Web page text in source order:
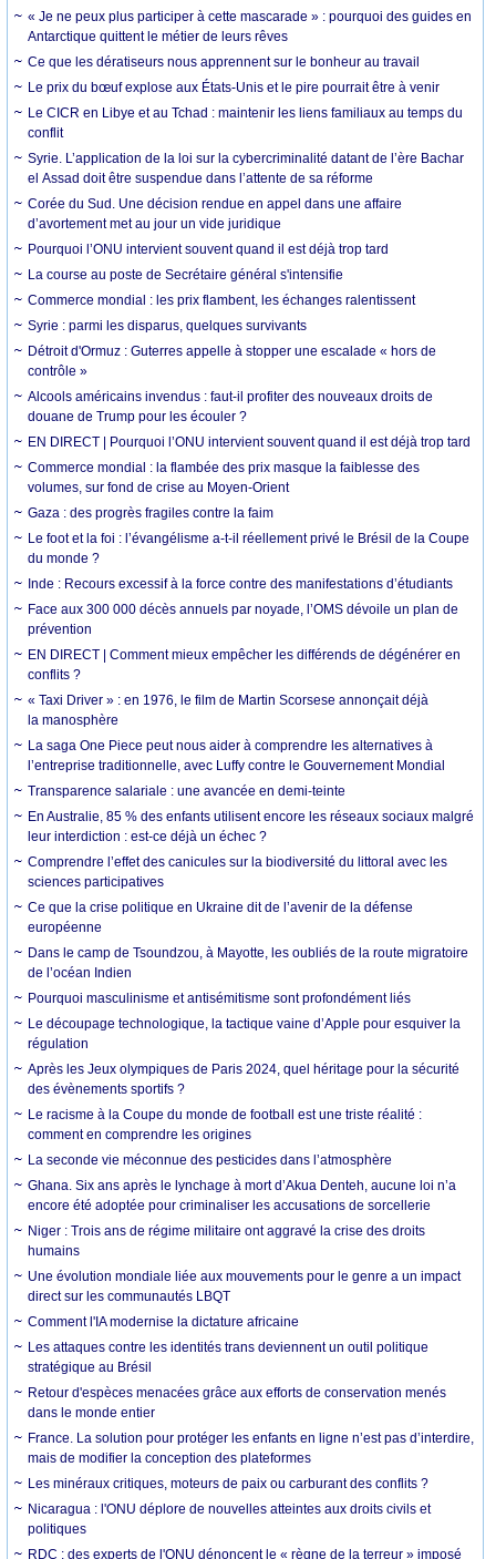
« Je ne peux plus participer à cette mascarade » : pourquoi des guides en
Antarctique quittent le métier de leurs rêves
Ce que les dératiseurs nous apprennent sur le bonheur au travail
Le prix du bœuf explose aux États-Unis et le pire pourrait être à venir
Le CICR en Libye et au Tchad : maintenir les liens familiaux au temps du
conflit
Syrie. L’application de la loi sur la cybercriminalité datant de l’ère Bachar
el Assad doit être suspendue dans l’attente de sa réforme
Corée du Sud. Une décision rendue en appel dans une affaire
d’avortement met au jour un vide juridique
Pourquoi l’ONU intervient souvent quand il est déjà trop tard
La course au poste de Secrétaire général s'intensifie
Commerce mondial : les prix flambent, les échanges ralentissent
Syrie : parmi les disparus, quelques survivants
Détroit d'Ormuz : Guterres appelle à stopper une escalade « hors de
contrôle »
Alcools américains invendus : faut-il profiter des nouveaux droits de
douane de Trump pour les écouler ?
EN DIRECT | Pourquoi l’ONU intervient souvent quand il est déjà trop tard
Commerce mondial : la flambée des prix masque la faiblesse des
volumes, sur fond de crise au Moyen-Orient
Gaza : des progrès fragiles contre la faim
Le foot et la foi : l’évangélisme a-t-il réellement privé le Brésil de la Coupe
du monde ?
Inde : Recours excessif à la force contre des manifestations d’étudiants
Face aux 300 000 décès annuels par noyade, l’OMS dévoile un plan de
prévention
EN DIRECT | Comment mieux empêcher les différends de dégénérer en
conflits ?
« Taxi Driver » : en 1976, le film de Martin Scorsese annonçait déjà
la manosphère
La saga One Piece peut nous aider à comprendre les alternatives à
l’entreprise traditionnelle, avec Luffy contre le Gouvernement Mondial
Transparence salariale : une avancée en demi-teinte
En Australie, 85 % des enfants utilisent encore les réseaux sociaux malgré
leur interdiction : est-ce déjà un échec ?
Comprendre l’effet des canicules sur la biodiversité du littoral avec les
sciences participatives
Ce que la crise politique en Ukraine dit de l’avenir de la défense
européenne
Dans le camp de Tsoundzou, à Mayotte, les oubliés de la route migratoire
de l’océan Indien
Pourquoi masculinisme et antisémitisme sont profondément liés
Le découpage technologique, la tactique vaine d’Apple pour esquiver la
régulation
Après les Jeux olympiques de Paris 2024, quel héritage pour la sécurité
des évènements sportifs ?
Le racisme à la Coupe du monde de football est une triste réalité :
comment en comprendre les origines
La seconde vie méconnue des pesticides dans l’atmosphère
Ghana. Six ans après le lynchage à mort d’Akua Denteh, aucune loi n’a
encore été adoptée pour criminaliser les accusations de sorcellerie
Niger : Trois ans de régime militaire ont aggravé la crise des droits
humains
Une évolution mondiale liée aux mouvements pour le genre a un impact
direct sur les communautés LBQT
Comment l'IA modernise la dictature africaine
Les attaques contre les identités trans deviennent un outil politique
stratégique au Brésil
Retour d'espèces menacées grâce aux efforts de conservation menés
dans le monde entier
France. La solution pour protéger les enfants en ligne n’est pas d’interdire,
mais de modifier la conception des plateformes
Les minéraux critiques, moteurs de paix ou carburant des conflits ?
Nicaragua : l'ONU déplore de nouvelles atteintes aux droits civils et
politiques
RDC : des experts de l'ONU dénoncent le « règne de la terreur » imposé